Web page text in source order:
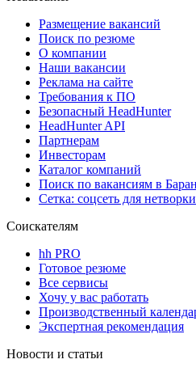
Размещение вакансий
Поиск по резюме
О компании
Наши вакансии
Реклама на сайте
Требования к ПО
Безопасный HeadHunter
HeadHunter API
Партнерам
Инвесторам
Каталог компаний
Поиск по вакансиям в
Сетка: соцсеть для
Соискателям
hh PRO
Готовое резюме
Все сервисы
Хочу у вас работать
Производственный
Экспертная рекомендация
Новости и статьи